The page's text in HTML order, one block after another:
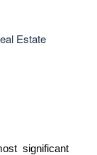
significant